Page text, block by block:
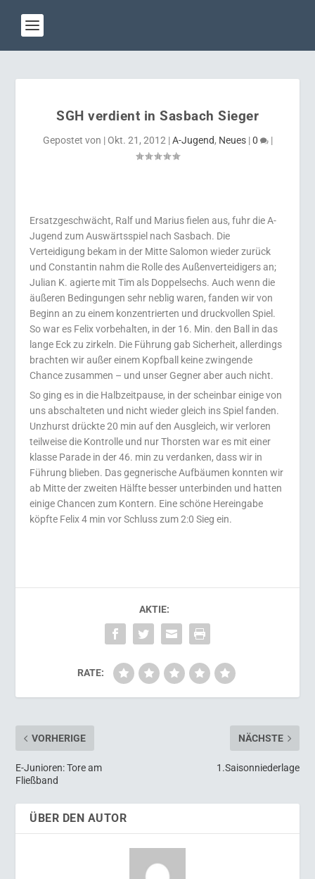
SGH verdient in Sasbach Sieger
Gepostet von | Okt. 21, 2012 |A-Jugend, Neues|0 |
Ersatzgeschwächt, Ralf und Marius fielen aus, fuhr die A-
Jugend zum Auswärtsspiel nach Sasbach. Die
Verteidigung bekam in der Mitte Salomon wieder zurück
und Constantin nahm die Rolle des Außenverteidigers an;
Julian K. agierte mit Tim als Doppelsechs. Auch wenn die
äußeren Bedingungen sehr neblig waren, fanden wir von
Beginn an zu einem konzentrierten und druckvollen Spiel.
So war es Felix vorbehalten, in der 16. Min. den Ball in das
lange Eck zu zirkeln. Die Führung gab Sicherheit, allerdings
brachten wir außer einem Kopfball keine zwingende
Chance zusammen – und unser Gegner aber auch nicht.
So ging es in die Halbzeitpause, in der scheinbar einige von
uns abschalteten und nicht wieder gleich ins Spiel fanden.
Unzhurst drückte 20 min auf den Ausgleich, wir verloren
teilweise die Kontrolle und nur Thorsten war es mit einer
klasse Parade in der 46. min zu verdanken, dass wir in
Führung blieben. Das gegnerische Aufbäumen konnten wir
ab Mitte der zweiten Hälfte besser unterbinden und hatten
einige Chancen zum Kontern. Eine schöne Hereingabe
köpfte Felix 4 min vor Schluss zum 2:0 Sieg ein.
AKTIE:
RATE:
VORHERIGE
E-Junioren: Tore am
Fließband
NÄCHSTE
1.Saisonniederlage
ÜBER DEN AUTOR